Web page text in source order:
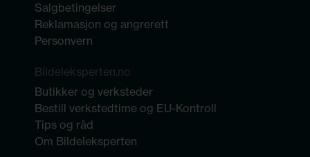
Salgbetingelser
Reklamasjon og angrerett
Personvern
Bildeleksperten.no
Butikker og verksteder
Bestill verkstedtime og EU-Kontroll
Tips og råd
Om Bildeleksperten